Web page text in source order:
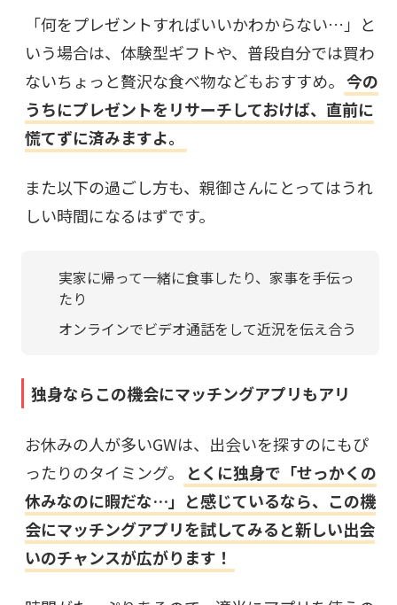
「何をプレゼントすればいいかわからない…」と
いう場合は、体験型ギフトや、普段自分では買わ
ないちょっと贅沢な食べ物などもおすすめ。 今の
うちにプレゼントをリサーチしておけば、直前に
慌てずに済みますよ。
また以下の過ごし方も、親御さんにとってはうれ
しい時間になるはずです。
実家に帰って一緒に食事したり、家事を手伝っ
たり
オンラインでビデオ通話をして近況を伝え合う
独身ならこの機会にマッチングアプリもアリ
お休みの人が多いGWは、出会いを探すのにもぴ
ったりのタイミング。
とくに独身で「せっかくの
休みなのに暇だな…」と感じているなら、この機
会にマッチングアプリを試してみると新しい出会
いのチャンスが広がります！